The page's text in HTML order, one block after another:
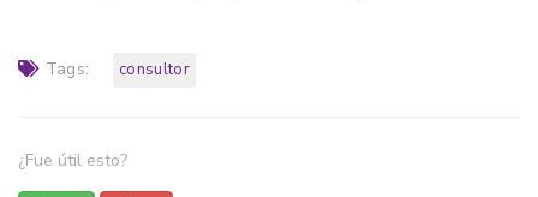
Tags: consultor
¿Fue útil esto?